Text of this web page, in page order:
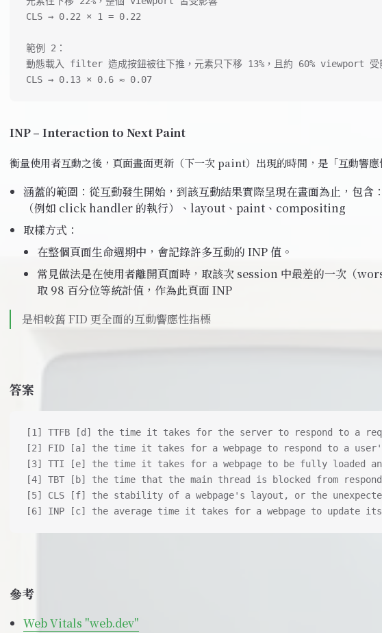
CLS → 0.22 × 1 = 0.22
範例 2：
動態載入 filter 造成按鈕被往下推，元素只下移 13%，且約 60% viewport 受
CLS → 0.13 × 0.6 ≈ 0.07
INP – Interaction to Next Paint
衡量使用者互動之後，頁面畫面更新（下一次 paint）出現的時間，是「互動響
涵蓋的範圍：從互動發生開始，到該互動結果實際呈現在畫面為止，包含
（例如 click handler 的執行）、layout、paint、compositing
取樣方式：
在整個頁面生命週期中，會記錄許多互動的 INP 值。
常見做法是在使用者離開頁面時，取該次 session 中最差的一次（
取 98 百分位等統計值，作為此頁面 INP
是相較舊 FID 更全面的互動響應性指標
答案
[1] TTFB [d] the time it takes for the server to respond to a
[2] FID [a] the time it takes for a webpage to respond to a
[3] TTI [e] the time it takes for a webpage to be fully loaded
[4] TBT [b] the time that the main thread is blocked from
[5] CLS [f] the stability of a webpage's layout, or the
[6] INP [c] the average time it takes for a webpage to update
參考
Web Vitals "web.dev"